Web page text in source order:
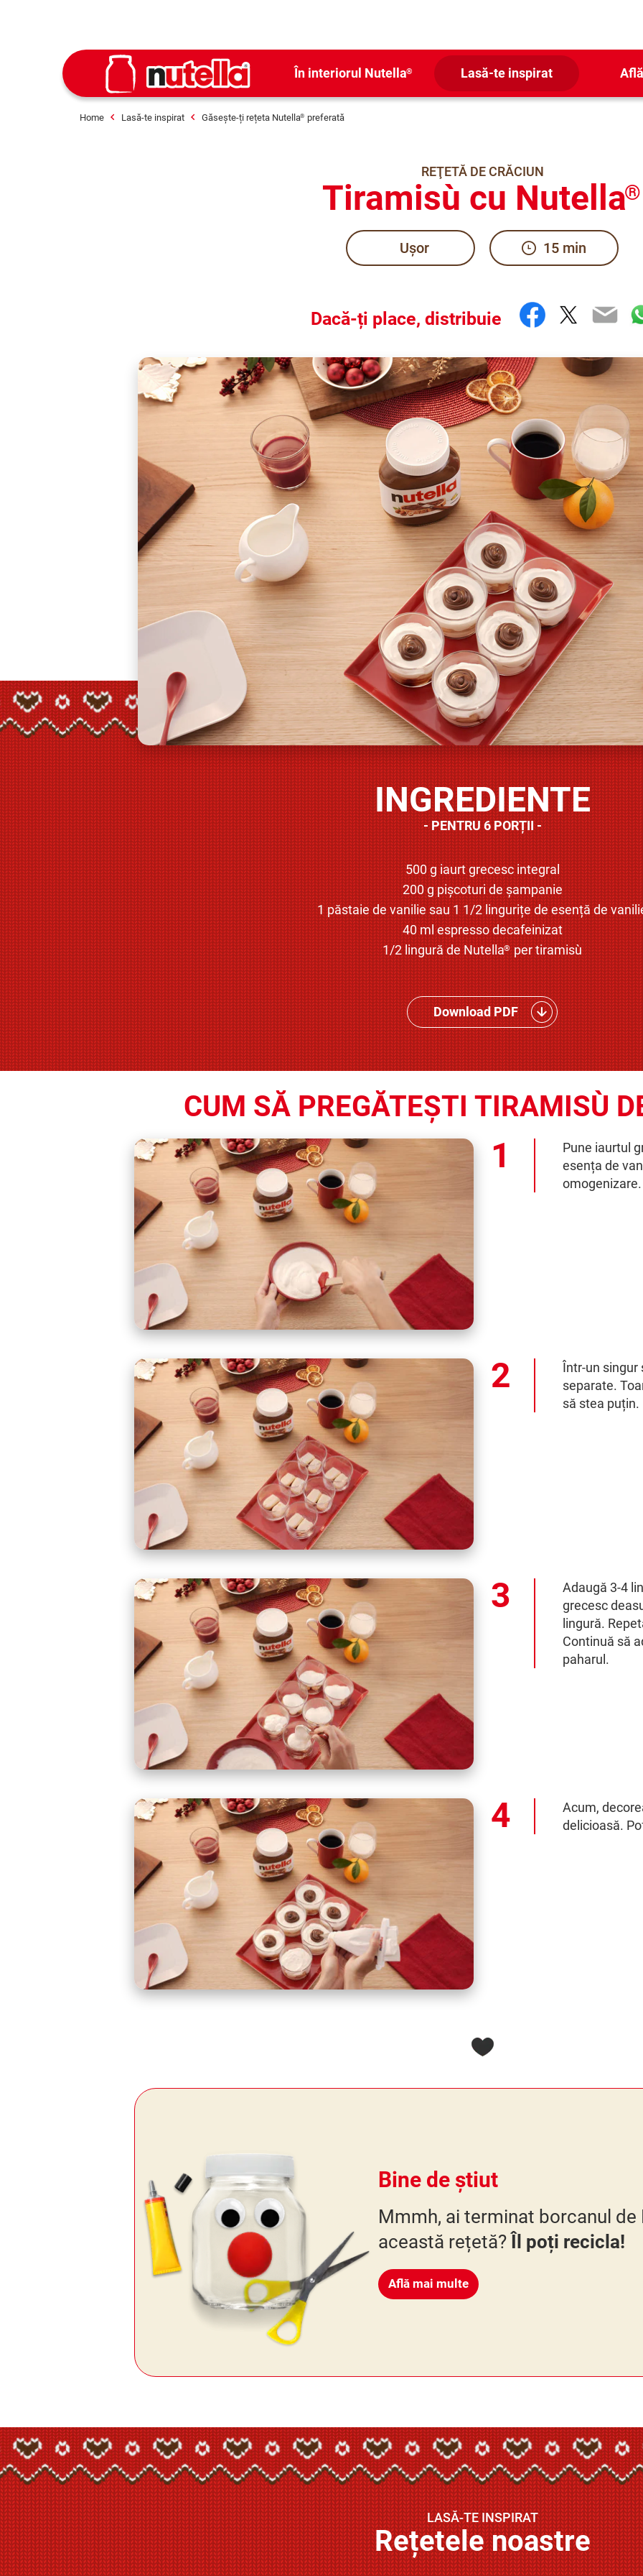
În interiorul Nutella® Lasă-te inspirat
Home Lasă-te inspirat Găsește-ți rețeta Nutella® preferată
REŢETĂ DE CRĂCIUN
Tiramisù cu Nutella®
Ușor 15 min
Dacă-ți place, distribuie Facebook
Twitter
INGREDIENTE
PENTRU 6 PORȚII
500 g iaurt grecesc integral
200 g pișcoturi de șampanie
1 păstaie de vanilie sau 1 1/2 lingurițe de esență de
40 ml espresso decafeinizat
1/2 lingură de Nutella®per tiramisù
Download PDF
CUM SĂ PREGĂTEȘTI TIRAMISÙ
Pune iaurtul
esența de
omogenizare.
Într-un singur
separate.
să stea puțin.
Adaugă 3-4
grecesc
lingură.
Continuă să
paharul.
Acum,
delicioasă.
Bine de știut
Mmmh, ai terminat borcanul de
această rețetă? Îl poți recicla!
Află mai multe
LASĂ-TE INSPIRAT
Rețetele noastre